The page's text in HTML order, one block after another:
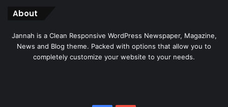
About
Jannah is a Clean Responsive WordPress Newspaper, Magazine,
News and Blog theme. Packed with options that allow you to
completely customize your website to your needs.